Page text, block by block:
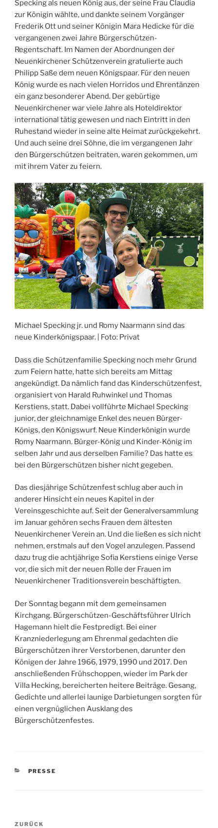
Specking als neuen König aus, der seine Frau Claudia
zur Königin wählte, und dankte seinem Vorgänger
Frederik Ott und seiner Königin Mara Hedicke für die
vergangenen zwei Jahre Bürgerschützen-
Regentschaft. Im Namen der Abordnungen der
Neuenkirchener Schützenverein gratulierte auch
Philipp Saße dem neuen Königspaar. Für den neuen
König wurde es nach vielen Horridos und Ehrentänzen
ein ganz besonderer Abend. Der gebürtige
Neuenkirchener war viele Jahre als Hoteldirektor
international tätig gewesen und nach Eintritt in den
Ruhestand wieder in seine alte Heimat zurückgekehrt.
Und auch seine drei Söhne, die im vergangenen Jahr
den Bürgerschützen beitraten, waren gekommen, um
mit ihrem Vater zu feiern.
Michael Specking jr. und Romy Naarmann sind das
neue Kinderkönigspaar. | Foto: Privat
Dass die Schützenfamilie Specking noch mehr Grund
zum Feiern hatte, hatte sich bereits am Mittag
angekündigt. Da nämlich fand das Kinderschützenfest,
organisiert von Harald Ruhwinkel und Thomas
Kerstiens, statt. Dabei vollführte Michael Specking
junior, der gleichnamige Enkel des neuen Bürger-
Königs, den Königswurf. Neue Kinderkönigin wurde
Romy Naarmann. Bürger-König und Kinder-König im
selben Jahr und aus derselben Familie? Das hatte es
bei den Bürgerschützen bisher nicht gegeben.
Das diesjährige Schützenfest schlug aber auch in
anderer Hinsicht ein neues Kapitel in der
Vereinsgeschichte auf. Seit der Generalversammlung
im Januar gehören sechs Frauen dem ältesten
Neuenkirchener Verein an. Und die ließen es sich nicht
nehmen, erstmals auf den Vogel anzulegen. Passend
dazu trug die achtjährige Sofia Kerstiens einige Verse
vor, die sich mit der neuen Rolle der Frauen im
Neuenkirchener Traditionsverein beschäftigten.
Der Sonntag begann mit dem gemeinsamen
Kirchgang. Bürgerschützen-Geschäftsführer Ulrich
Hagemann hielt die Festpredigt. Bei einer
Kranzniederlegung am Ehrenmal gedachten die
Bürgerschützen ihrer Verstorbenen, darunter den
Königen der Jahre 1966, 1979, 1990 und 2017. Den
anschließenden Frühschoppen, wieder im Park der
Villa Hecking, bereicherten heitere Beiträge. Gesang,
Gedichte und allerlei launige Darbietungen sorgten für
einen vergnüglichen Ausklang des
Bürgerschützenfestes.
KATEGORIEN
PRESSE
Beitragsnavigation
Vorheriger
ZURÜCK